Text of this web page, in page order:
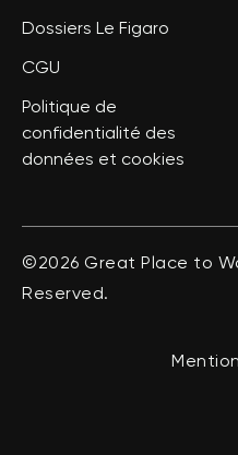
Dossiers Le Figaro
CGU
Politique de
confidentialité des
données et cookies
©2026 Great Place to
Reserved.